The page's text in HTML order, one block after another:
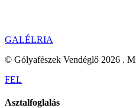
GALÉLRIA
© Gólyafészek Vendéglő 2026 .
FEL
Asztalfoglalás